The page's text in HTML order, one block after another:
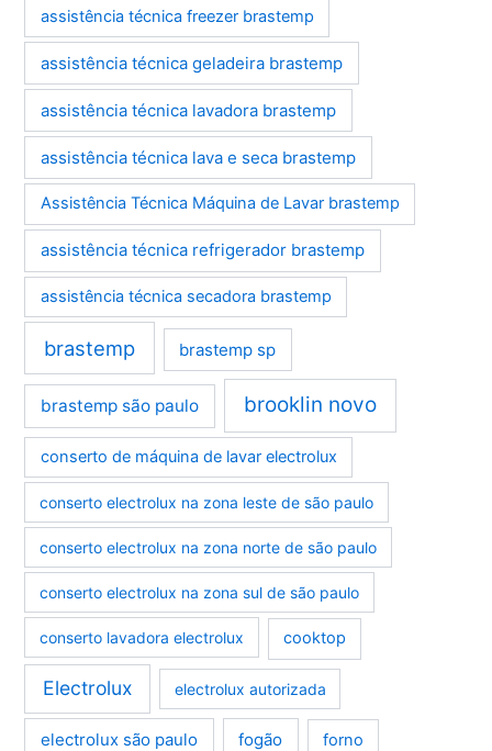
assistência técnica freezer brastemp
assistência técnica geladeira brastemp
assistência técnica lavadora brastemp
assistência técnica lava e seca brastemp
Assistência Técnica Máquina de Lavar brastemp
assistência técnica refrigerador brastemp
assistência técnica secadora brastemp
brastemp brastemp sp
brastemp são paulo brooklin novo
conserto de máquina de lavar electrolux
conserto electrolux na zona leste de são paulo
conserto electrolux na zona norte de são paulo
conserto electrolux na zona sul de são paulo
conserto lavadora electrolux cooktop
Electrolux electrolux autorizada
electrolux são paulo fogão forno